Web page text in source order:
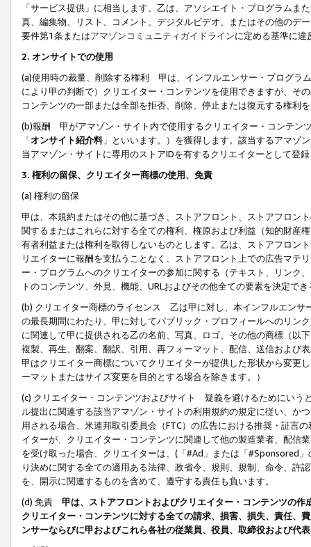
「サービス提供」に相当します。乙は、アソシエイト・プログラム
真、編集物、リスト、コメント、デジタルビデオ、またはその他のデ
要件第1条またはアマゾンコミュニティガイドラインに定める基準に違
2. オンサイトでの使用
(a)使用時の裁量、削除する権利 甲は、インフルエンサー・プログラ
により甲の判断で）クリエイター・コンテンツを使用できますが、そ
コンテンツの一部または全部を拒否、削除、停止または復元する権利
(b)報酬 甲がアマゾン・サイト内で使用するクリエイター・コンテン
「オンサイト紹介料」といいます。）を獲得します。該当するアマゾ
当アマゾン・サイトに専用のストアIDを有するクリエイターとして登
3. 権利の留保、クリエイター商標の使用、免責
(a) 権利の留保
甲は、本規約またはその他に基づき、ストアフロント、ストアフロン
関するまたはこれらに対する全ての権利、権原および利益（知的財産
有者利益または権利を取得しないものとします。乙は、ストアフロン
リエイターに報酬を支払うことなく、ストアフロント上での広告マテ
ー・プログラムへのクリエイターの参加に関する（テキスト、リンク
トのコンテンツ、外見、機能、URLおよびその他全ての要素を決定で
(b) クリエイター商標のライセンス 乙は甲に対し、本インフルエンサ
の最長期間にわたり、甲に対してパブリック・プロフィールへのリン
に関連して甲に提供される乙の名前、写真、ロゴ、その他の商標（以
複製、再生、翻案、翻訳、引用、再フォーマット、配信、送信および
甲はクリエイター商標についてクリエイターが提供した形状から変更
ーマットまたはサイズ変更を目的とする場合を除きます。）
(c) クリエイター・コンテンツおよびサイト 疑義を避けるためにいう
ル提出に関連する該当アマゾン・サイトの利用規約の規定に従い、か
用される場合、米連邦取引委員会（FTC）の広告における推奨・証言
イターが、クリエイター・コンテンツに関連して他の製造業者、配信
を受け取った場合、クリエイターは、(「#Ad」または「#Sponsored
り決めに関する全ての適用ある法律、政省令、規則、規制、命令、許
を、開示に関連するものを含めて、遵守する責任も負います。
(d) 免責 甲は、ストアフロントおよびクリエイター・コンテンツの
クリエイター・コンテンツに対する全ての請求、損害、損失、責任、
ンサーならびに甲およびこれら各社の従業員、役員、取締役および代